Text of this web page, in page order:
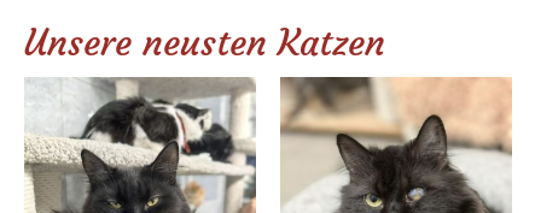
Unsere neusten Katzen